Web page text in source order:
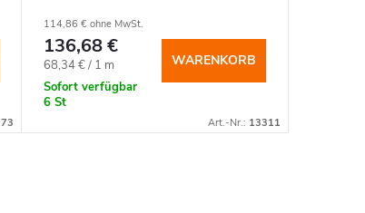
114,86 € ohne MwSt.
136,68 €
Verkaufspreis:
68,34 € / 1 m
Sofort verfügbar
6 St
WARENKORB
Art.-Nr.: 13311